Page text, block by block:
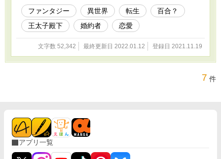
ファンタジー 異世界 転生
百合？
王太子殿下
婚約者 恋愛
文字数 52,342 最終更新日 2022.01.12 登録日 2021.11.19
7 件
アプリ一覧